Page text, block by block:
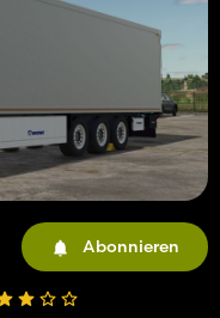
Abonnieren